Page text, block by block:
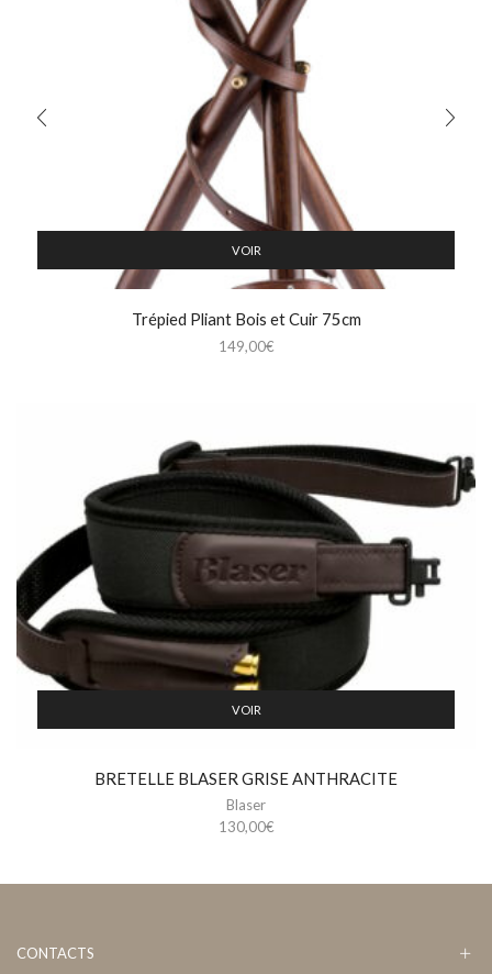
VOIR
Trépied Pliant Bois et Cuir 75cm
149,00€
VOIR
BRETELLE BLASER GRISE ANTHRACITE
Blaser
130,00€
CONTACTS